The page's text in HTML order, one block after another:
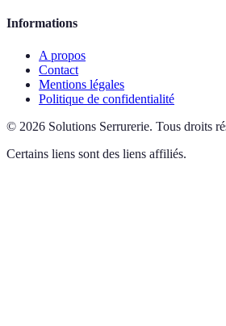
Informations
A propos
Contact
Mentions légales
Politique de confidentialité
© 2026 Solutions Serrurerie. Tous droits
Certains liens sont des liens affiliés.